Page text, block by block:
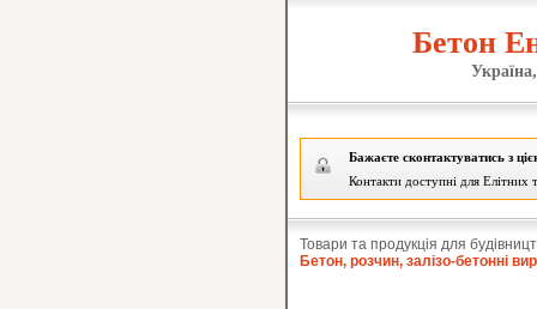
Бетон
Бажаєте сконтактуватись з
Контакти доступні для Елітних
Товари та продукція для
Бетон, розчин, залізо-бетонні